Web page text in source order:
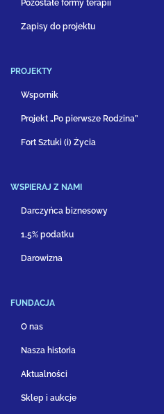
Pozostałe formy terapii
Zapisy do projektu
PROJEKTY
Wspornik
Projekt „Po pierwsze Rodzina”
Fort Sztuki (i) Życia
WSPIERAJ Z NAMI
Darczyńca biznesowy
1,5% podatku
Darowizna
FUNDACJA
O nas
Nasza historia
Aktualności
Sklep i aukcje